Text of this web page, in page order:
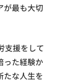
が最も大切
支援をして
った経験か
たな人生を